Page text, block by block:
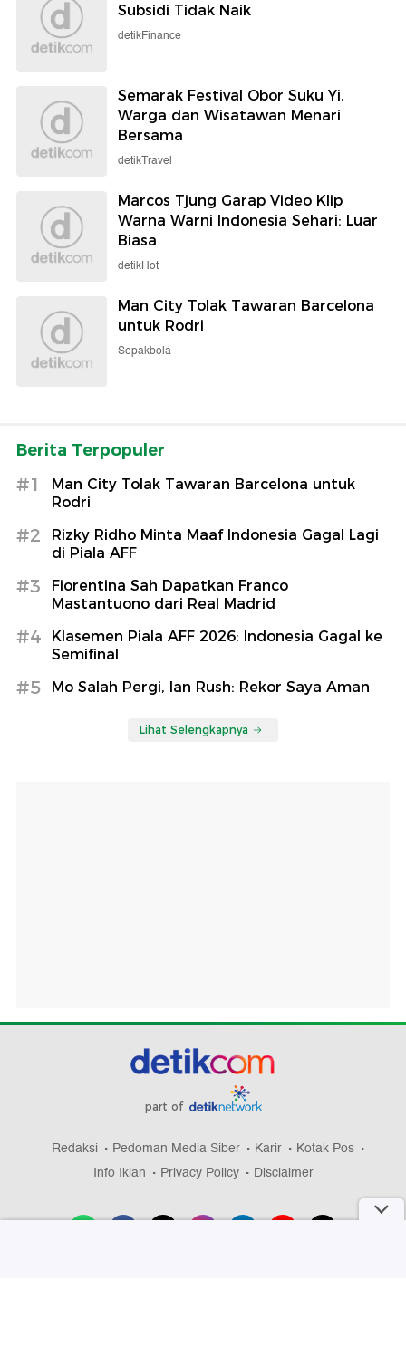
Subsidi Tidak Naik
detikFinance
Semarak Festival Obor Suku Yi,
Warga dan Wisatawan Menari
Bersama
detikTravel
Marcos Tjung Garap Video Klip
Warna Warni Indonesia Sehari: Luar
Biasa
detikHot
Man City Tolak Tawaran Barcelona
untuk Rodri
Sepakbola
Berita Terpopuler
#1
Man City Tolak Tawaran Barcelona untuk
Rodri
#2
Rizky Ridho Minta Maaf Indonesia Gagal Lagi
di Piala AFF
#3
Fiorentina Sah Dapatkan Franco
Mastantuono dari Real Madrid
#4
Klasemen Piala AFF 2026: Indonesia Gagal ke
Semifinal
#5 Mo Salah Pergi, Ian Rush: Rekor Saya Aman
Lihat Selengkapnya
part of
Redaksi Pedoman Media Siber Karir
Kotak Pos
Info Iklan
Privacy Policy Disclaimer